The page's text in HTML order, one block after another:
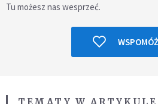
Tu możesz nas wesprzeć.